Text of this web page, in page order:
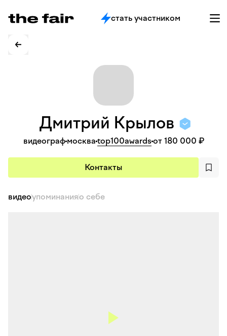
стать участником
Дмитрий Крылов
видеографмоскваtop100awardsот 180 000 ₽
Контакты
видеоупоминанияо себе